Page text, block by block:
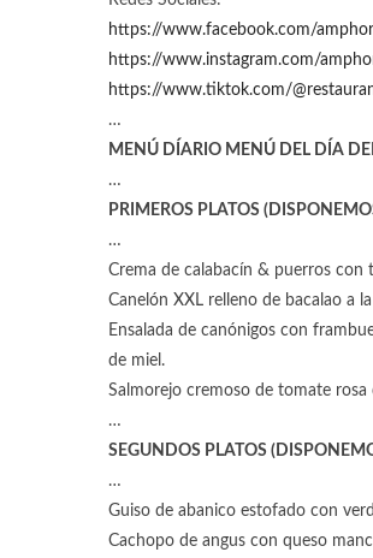
https://www.facebook.com/
https://www.instagram.com/
https://www.tiktok.com/
…
MENÚ DÍARIO MENÚ DEL DÍA
…
PRIMEROS PLATOS
…
Crema de calabacín & puerros
Canelón XXL relleno de bacalao a
Ensalada de canónigos con
de miel.
Salmorejo cremoso de tomate
…
SEGUNDOS PLATOS
…
Guiso de abanico estofado con
Cachopo de angus con queso